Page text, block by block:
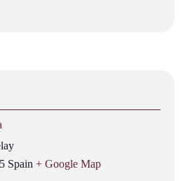
Spain + Google Map